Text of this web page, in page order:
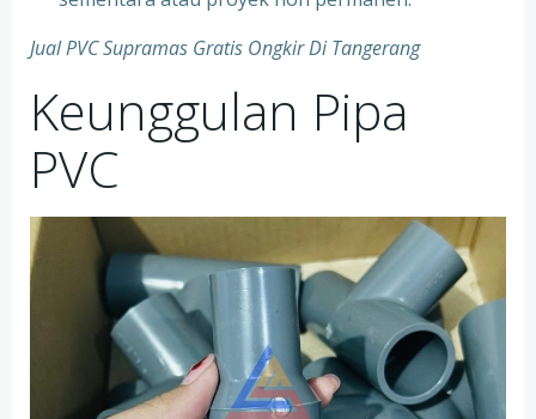
Jual PVC Supramas Gratis Ongkir Di Tangerang
Keunggulan Pipa
PVC